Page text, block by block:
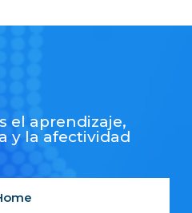
el aprendizaje,
y la afectividad